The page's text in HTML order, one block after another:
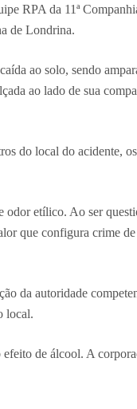
RPA da 11ª
de Londrina.
ao solo, sendo
ao lado de sua
do local do acidente,
odor etílico. Ao ser
que configura crime
da autoridade
local.
de álcool. A